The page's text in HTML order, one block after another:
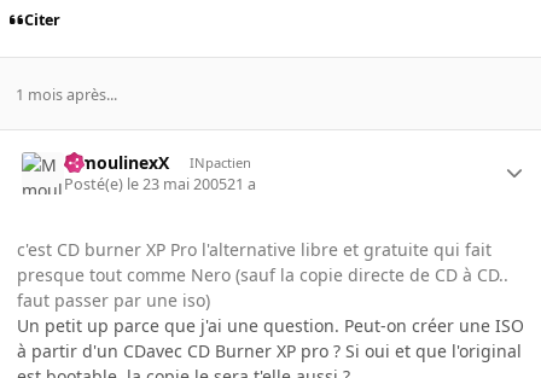
Citer
1 mois après...
MmoulinexX INpactien
Posté(e) le 23 mai 200521 a
c'est CD burner XP Pro l'alternative libre et gratuite qui fait
presque tout comme Nero (sauf la copie directe de CD à CD..
faut passer par une iso)
Un petit up parce que j'ai une question. Peut-on créer une ISO
à partir d'un CDavec CD Burner XP pro ? Si oui et que l'original